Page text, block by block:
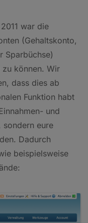
war die
(Gehaltskonto,
Sparbüchse)
können. Wir
dass dies ab
Funktion habt
und
sondern eure
Dadurch
beispielsweise